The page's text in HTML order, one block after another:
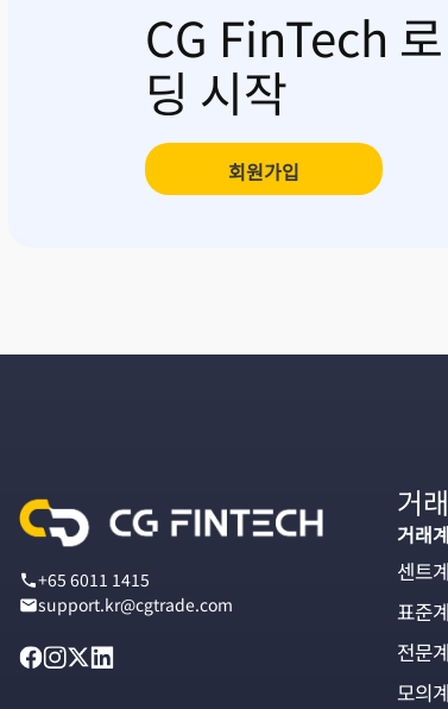
CG FinTech
딩 시작
회원가입
+65 6011 1415
support.kr@cgtrade.com
거래
거래
센트
표준
전문
모의